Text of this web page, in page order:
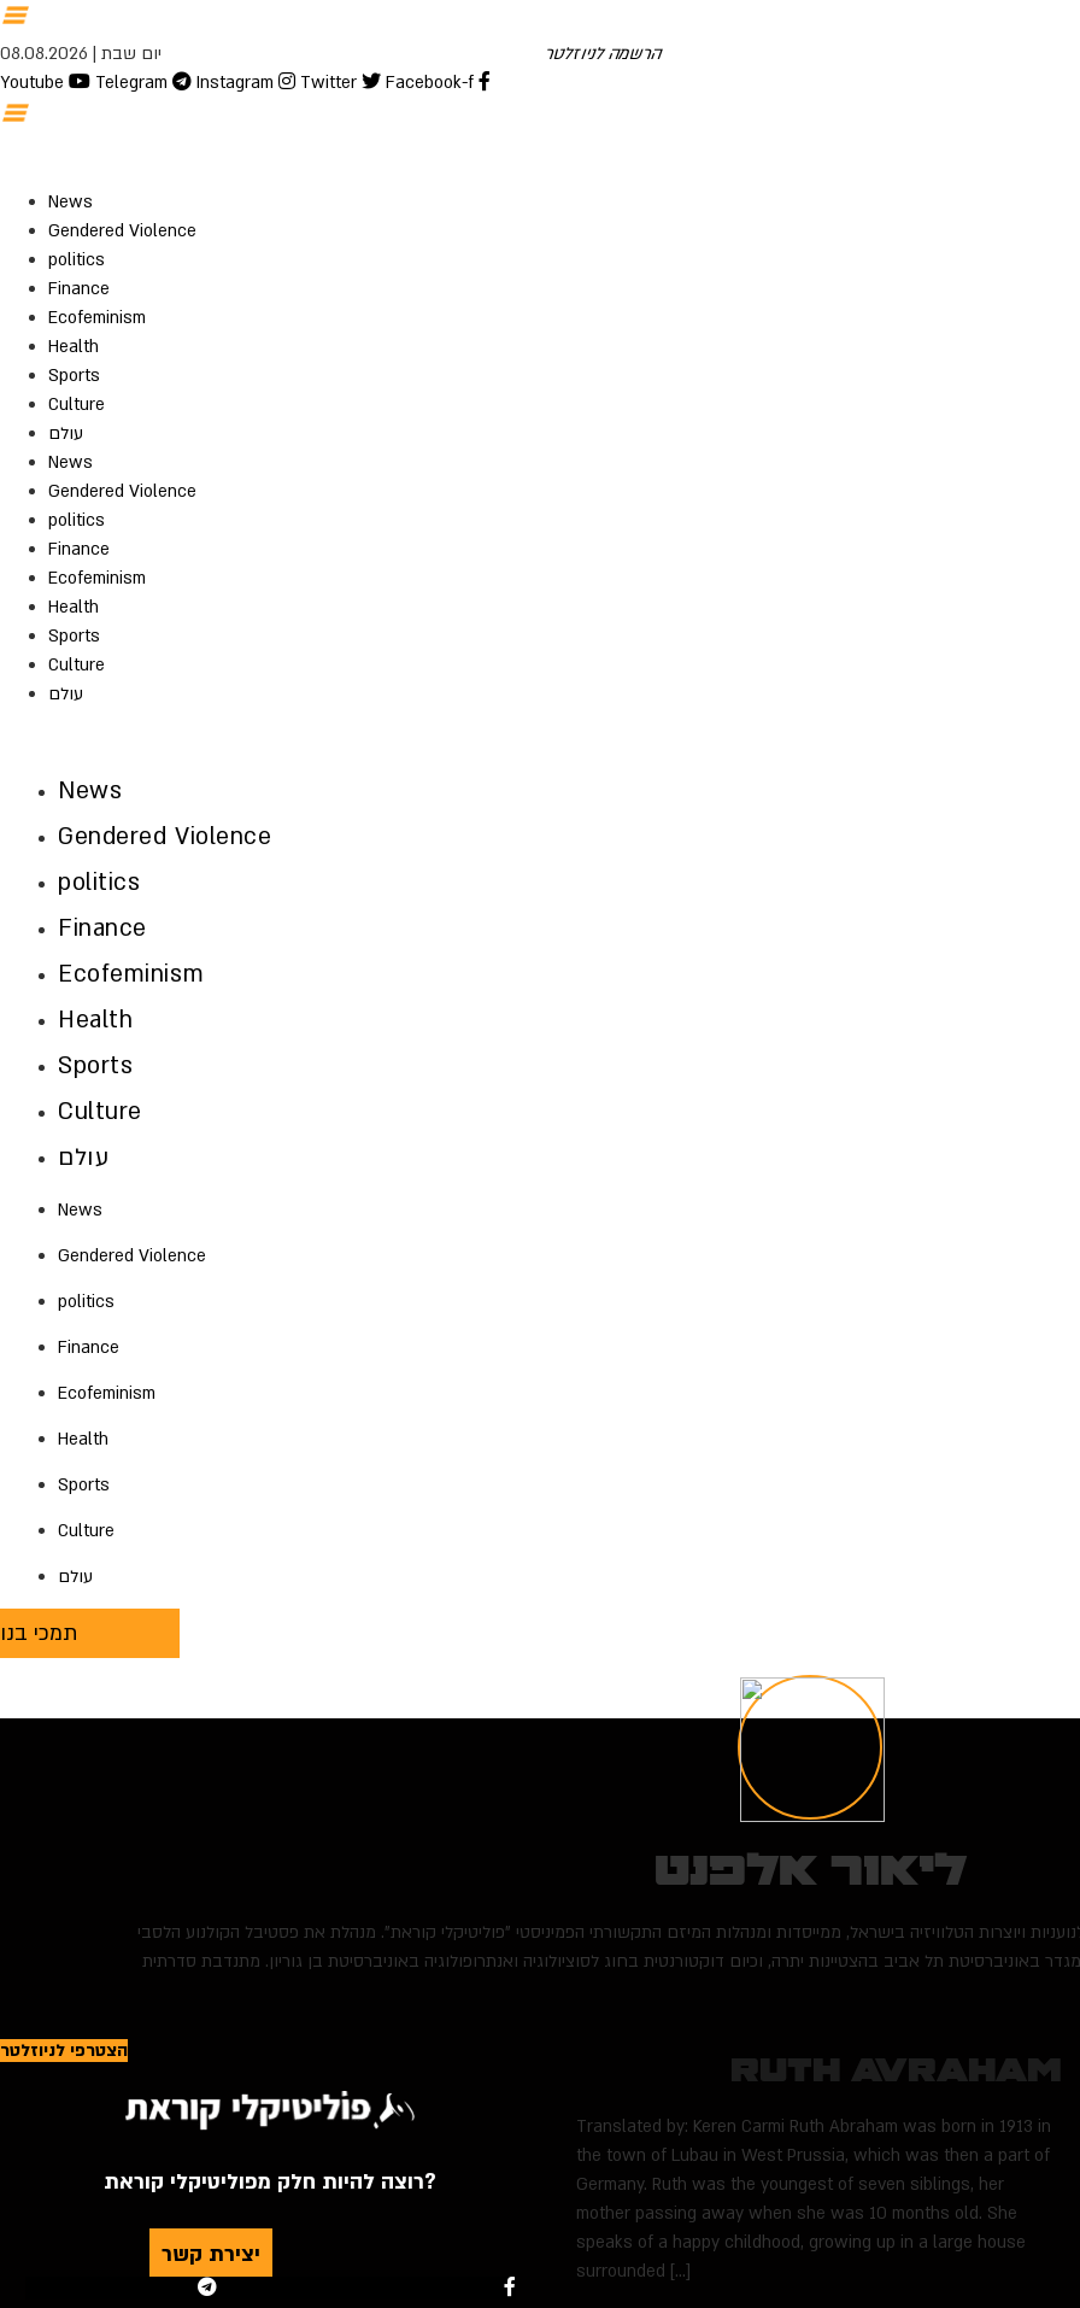
הרשמה לניוזלטר
יום שבת | 08.08.2026
Youtube
Telegram Instagram Twitter Facebook-f
News
Gendered Violence
politics
Finance
Ecofeminism
Health
Sports
Culture
עולם
News
Gendered Violence
politics
Finance
Ecofeminism
Health
Sports
Culture
עולם
News
Gendered Violence
politics
Finance
Ecofeminism
Health
Sports
Culture
עולם
News
Gendered Violence
politics
Finance
Ecofeminism
Health
Sports
Culture
עולם
תמכי בנו
ליאור אלפנט
ויוצרות הטלוויזיה בישראל, ממייסדות ומנהלות המיזם התקשורתי הפמיניסטי "פוליטיקלי קוראת". מנהלת את פסטיבל הקולנוע הלסבי
באוניברסיטת תל אביב בהצטיינות יתרה, וכיום דוקטורנטית בחוג לסוציולוגיה ואנתרופולוגיה באוניברסיטת בן גוריון. מתנדבת סדרתית
Ruth Avraham
Translated by: Keren Carmi Ruth Abraham was born in 1913 in
the town of Lubau in West Prussia, which was then a part of
Germany. Ruth was the youngest of seven siblings, her
mother passing away when she was 10 months old. She
speaks of a happy childhood, growing up in a large house
surrounded […]
הצטרפי לניוזלטר
רוצה להיות חלק מפוליטיקלי קוראת?
יצירת קשר